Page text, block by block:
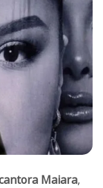
Maiara,